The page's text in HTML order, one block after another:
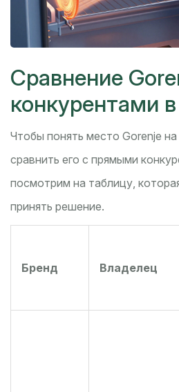
Сравнение
конкурентами
Чтобы понять место Gorenje
сравнить его с прямыми
посмотрим на таблицу,
принять решение.
Бренд Владелец